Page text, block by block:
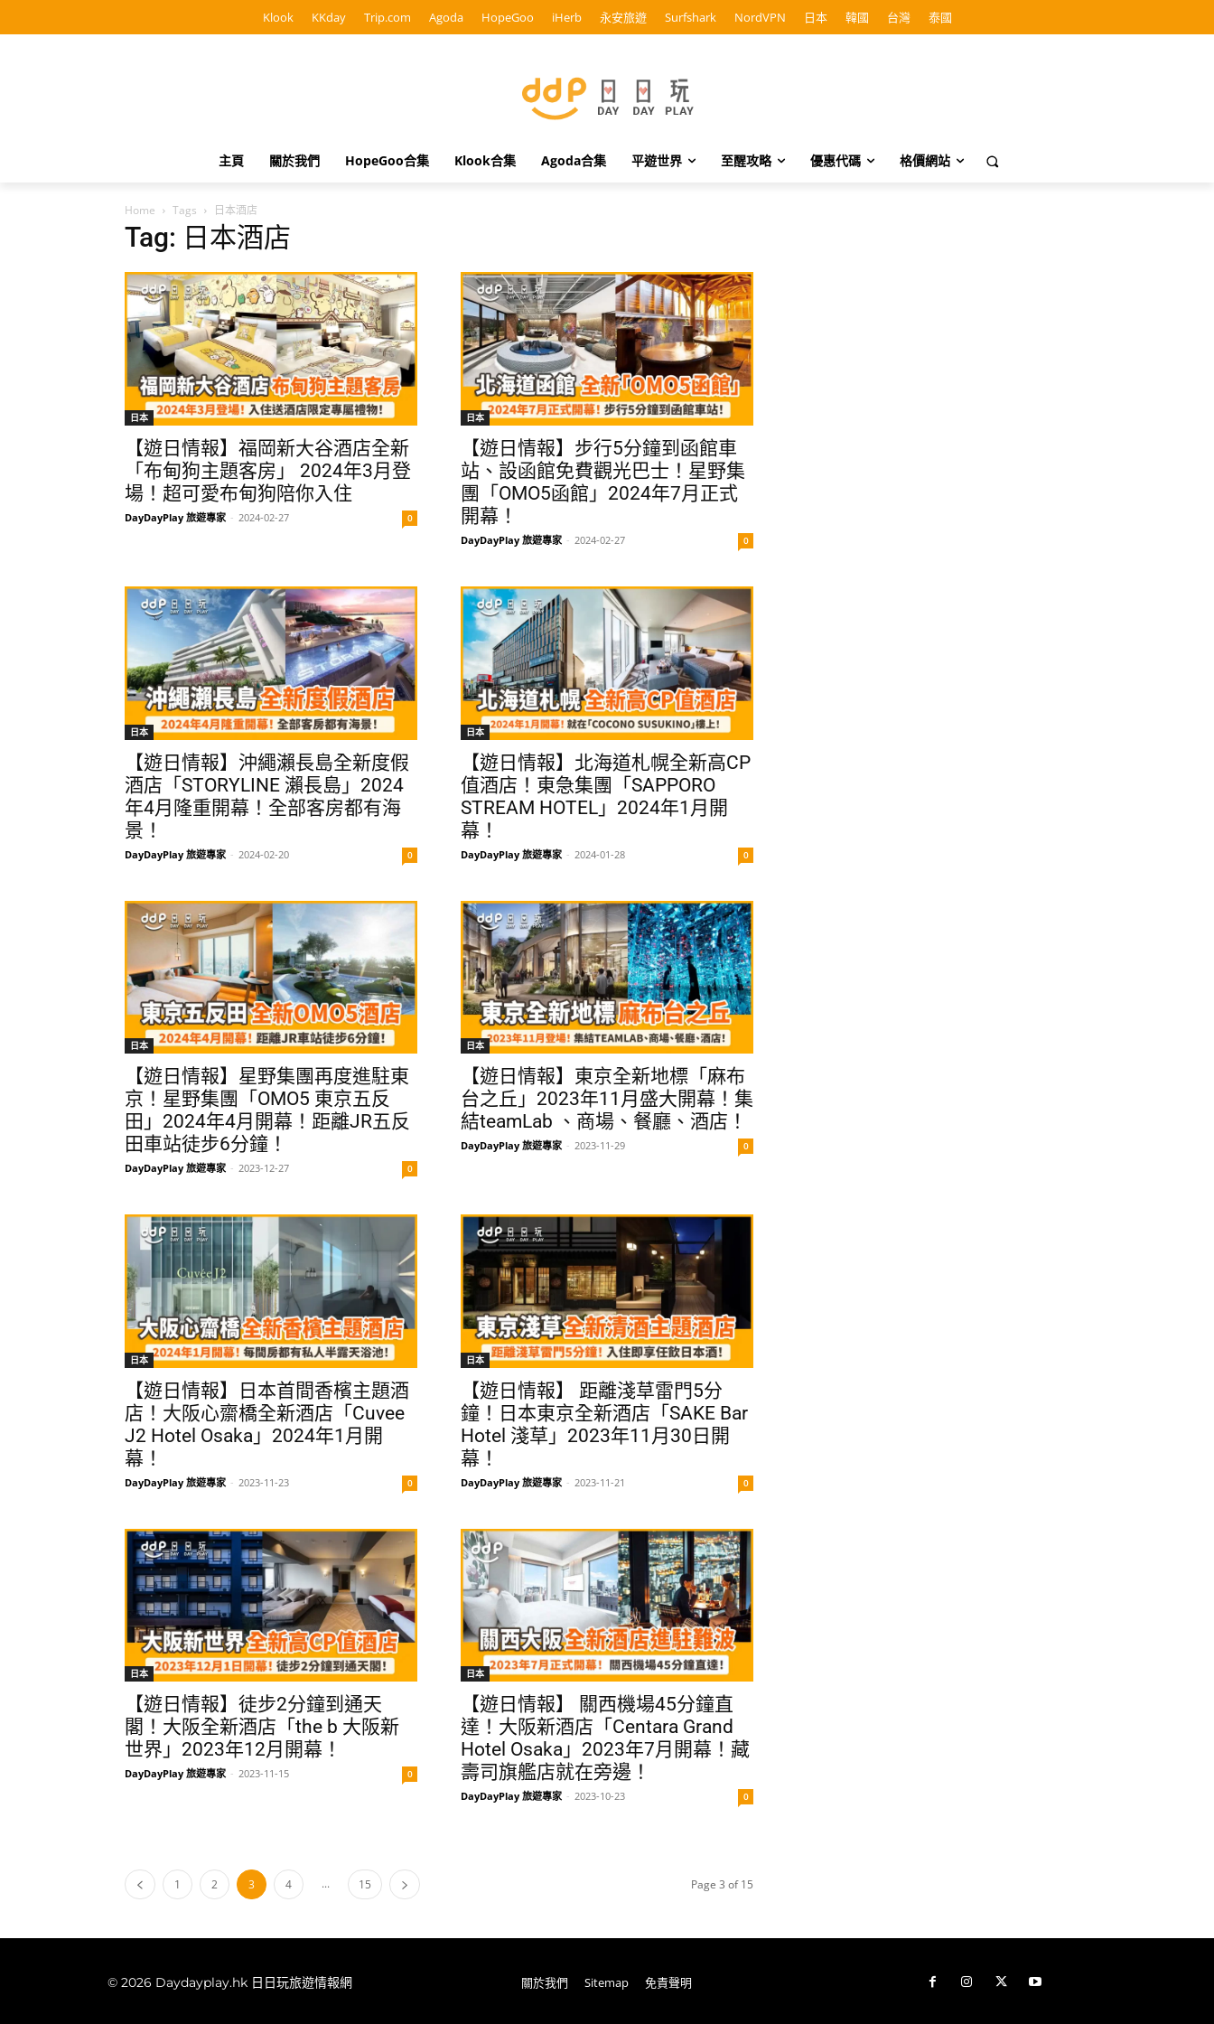
Klook KKday Trip.com Agoda HopeGoo iHerb 永安旅遊 Surfshark NordVPN 日本 韓國 台灣 泰國
主頁 關於我們 HopeGoo合集 Klook合集 Agoda合集 平遊世界 至醒攻略 優惠代碼 格價網站
Home Tags 日本酒店
Tag: 日本酒店
日本
【遊日情報】福岡新大谷酒店全新
「布甸狗主題客房」 2024年3月登
場！超可愛布甸狗陪你入住
DayDayPlay 旅遊專家 - 2024-02-27 0
日本
【遊日情報】步行5分鐘到函館車
站、設函館免費觀光巴士！星野集
團「OMO5函館」2024年7月正式
開幕！
DayDayPlay 旅遊專家 - 2024-02-27 0
日本
【遊日情報】沖繩瀨長島全新度假
酒店「STORYLINE 瀨長島」2024
年4月隆重開幕！全部客房都有海
景！
DayDayPlay 旅遊專家 - 2024-02-20 0
日本
【遊日情報】北海道札幌全新高CP
值酒店！東急集團「SAPPORO
STREAM HOTEL」2024年1月開
幕！
DayDayPlay 旅遊專家 - 2024-01-28 0
日本
【遊日情報】星野集團再度進駐東
京！星野集團「OMO5 東京五反
田」2024年4月開幕！距離JR五反
田車站徒步6分鐘！
DayDayPlay 旅遊專家 - 2023-12-27 0
日本
【遊日情報】東京全新地標「麻布
台之丘」2023年11月盛大開幕！集
結teamLab 、商場、餐廳、酒店！
DayDayPlay 旅遊專家 - 2023-11-29 0
日本
【遊日情報】日本首間香檳主題酒
店！大阪心齋橋全新酒店「Cuvee
J2 Hotel Osaka」2024年1月開
幕！
DayDayPlay 旅遊專家 - 2023-11-23 0
日本
【遊日情報】 距離淺草雷門5分
鐘！日本東京全新酒店「SAKE Bar
Hotel 淺草」2023年11月30日開
幕！
DayDayPlay 旅遊專家 - 2023-11-21 0
日本
【遊日情報】徒步2分鐘到通天
閣！大阪全新酒店「the b 大阪新
世界」2023年12月開幕！
DayDayPlay 旅遊專家 - 2023-11-15 0
日本
【遊日情報】 關西機場45分鐘直
達！大阪新酒店「Centara Grand
Hotel Osaka」2023年7月開幕！藏
壽司旗艦店就在旁邊！
DayDayPlay 旅遊專家 - 2023-10-23 0
1 2 3 4 ... 15 Page 3 of 15
© 2026 Daydayplay.hk 日日玩旅遊情報網 關於我們 Sitemap 免責聲明